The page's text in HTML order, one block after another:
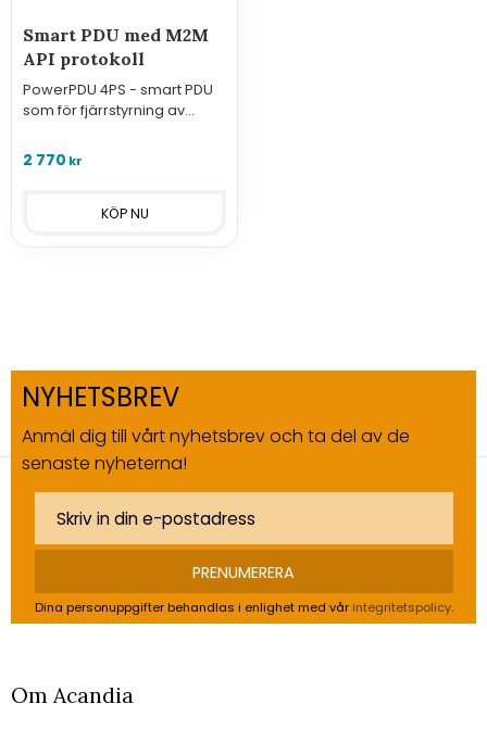
Smart PDU med M2M
API protokoll
PowerPDU 4PS - smart PDU
som för fjärrstyrning av
med LAN och har fyra 230V-
2 770 kr
NYHETSBREV
Anmäl dig till vårt nyhetsbrev och ta del av de
senaste nyheterna!
PRENUMERERA
Dina personuppgifter behandlas i enlighet med vår integritetspolicy.
Om Acandia